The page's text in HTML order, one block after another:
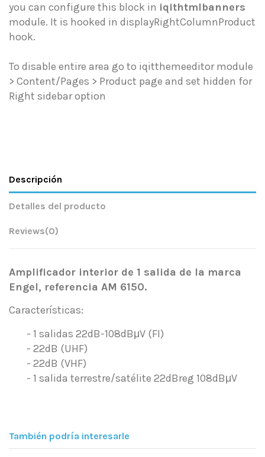
you can configure this block in iqithtmlbanners
module. It is hooked in displayRightColumnProduct
hook.
To disable entire area go to iqitthemeeditor module
> Content/Pages > Product page and set hidden for
Right sidebar option
Descripción
Detalles del producto
Reviews(0)
Amplificador interior de 1 salida de la marca
Engel, referencia AM 6150.
Características:
- 1 salidas 22dB-108dBμV (FI)
- 22dB (UHF)
- 22dB (VHF)
- 1 salida terrestre/satélite 22dBreg 108dBμV
También podría interesarle